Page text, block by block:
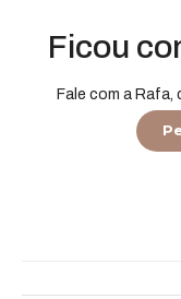
Ficou
Fale com a Rafa,